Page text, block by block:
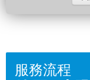
服務流程